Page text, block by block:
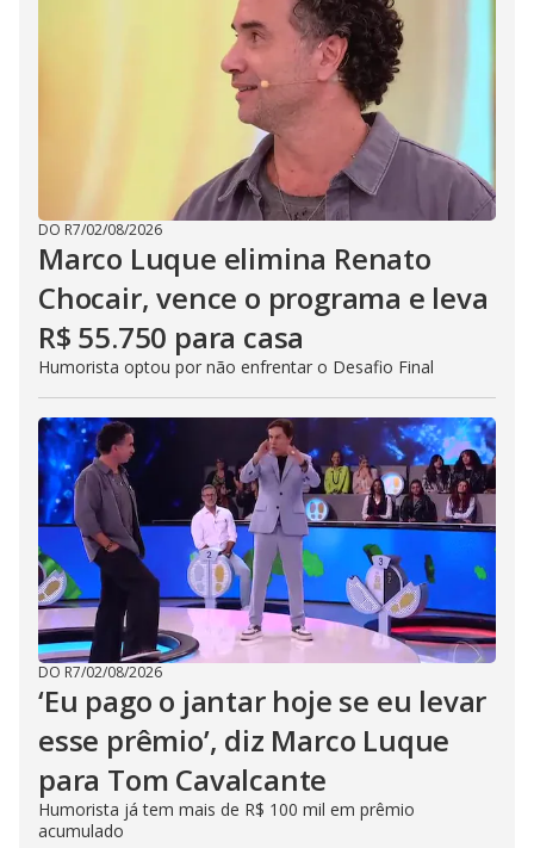
DO R7/02/08/2026
Marco Luque elimina Renato
Chocair, vence o programa e leva
R$ 55.750 para casa
Humorista optou por não enfrentar o Desafio Final
DO R7/02/08/2026
‘Eu pago o jantar hoje se eu levar
esse prêmio’, diz Marco Luque
para Tom Cavalcante
Humorista já tem mais de R$ 100 mil em prêmio
acumulado